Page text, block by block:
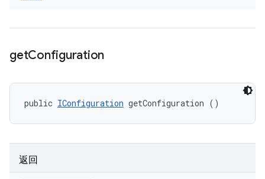
getConfiguration
public IConfiguration getConfiguration ()
返回